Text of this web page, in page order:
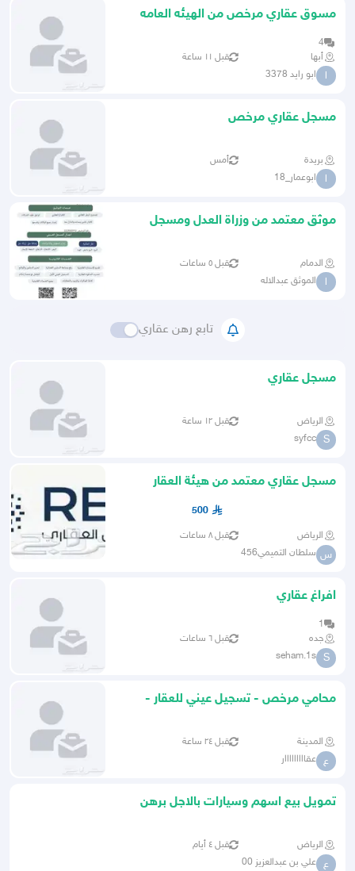
مسوق عقاري مرخص من الهيئه العامه
4
أبها
قبل ١١ ساعة
ا ابو رايد 3378
مسجل عقاري مرخص
بريدة أمس
ا ابوعمار_18
موثق معتمد من وزراة العدل ومسجل
الدمام قبل ٥ ساعات
ا الموثق عبدالاله
تابع رهن عقاري
مسجل عقاري
الرياض قبل ١٢ ساعة
S
syfcc
مسجل عقاري معتمد من هيئة العقار
500
الرياض قبل ٨ ساعات
س سلطان التميمي456
افراغ عقاري
1
جده
قبل ٦ ساعات
S
seham.1s
محامي مرخص - تسجيل عيني للعقار -
المدينة قبل ٢٤ ساعة
ع عقااااااااار
تمويل بيع اسهم وسيارات بالاجل برهن
الرياض قبل ٤ أيام
ع علي بن عبدالعزيز 00